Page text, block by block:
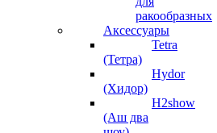
ракообразных
Аксессуары
Tetra
(Тетра)
Hydor
(Хидор)
H2show
(Аш два